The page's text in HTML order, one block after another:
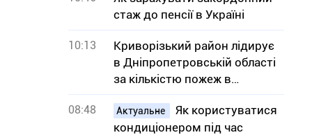
стаж до пенсії в Україні
10:13
Криворізький район лідирує
в Дніпропетровській області
за кількістю пожеж в
екосистемах
08:48 Актуальне
Як користуватися
кондиціонером під час